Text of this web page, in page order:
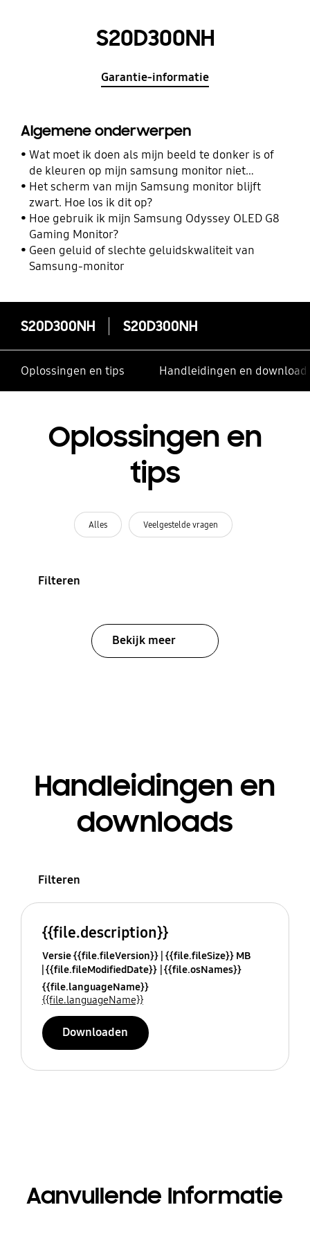
S20D300NH
Garantie-informatie
Algemene onderwerpen
Wat moet ik doen als mijn beeld te donker is of
de kleuren op mijn samsung monitor niet
kloppen?
Het scherm van mijn Samsung monitor blijft
zwart. Hoe los ik dit op?
Hoe gebruik ik mijn Samsung Odyssey OLED G8
Gaming Monitor?
Geen geluid of slechte geluidskwaliteit van
Samsung-monitor
S20D300NH S20D300NH
Oplossingen en tips Handleidingen en
Oplossingen en
tips
Alles Veelgestelde vragen
Filteren
Bekijk meer
Handleidingen en
downloads
Filteren
{{file.description}}
Versie {{file.fileVersion}} {{file.fileSize}} MB
{{file.fileModifiedDate}} {{file.osNames}}
{{file.languageName}}
{{file.languageName}}
Downloaden
Aanvullende Informatie